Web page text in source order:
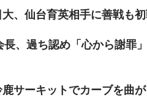
大、仙台育英相手に善戦も
長、過ち認め「心から謝
サーキットでカーブを曲